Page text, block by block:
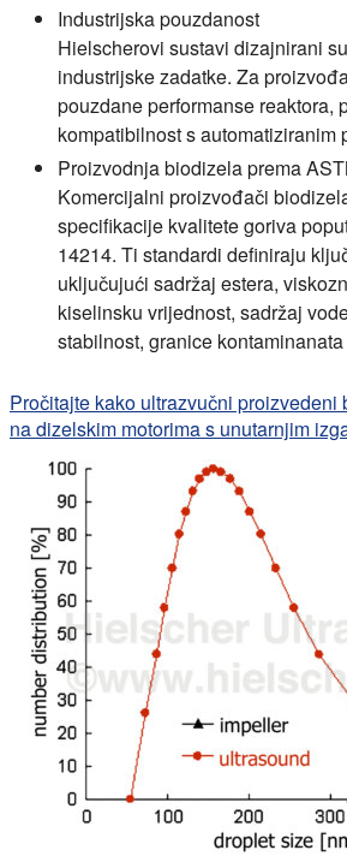
Industrijska pouzdanost
Hielscherovi sustavi dizajnirani
industrijske zadatke. Za
pouzdane performanse reaktora,
kompatibilnost s automatiziranim
Proizvodnja biodizela prema
Komercijalni proizvođači
specifikacije kvalitete goriva
14214. Ti standardi definiraju
uključujući sadržaj estera,
kiselinsku vrijednost, sadržaj
stabilnost, granice
Pročitajte kako ultrazvučni
na dizelskim motorima s unutarnjim